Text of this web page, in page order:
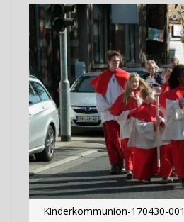
Kinderkommunion-170430-001